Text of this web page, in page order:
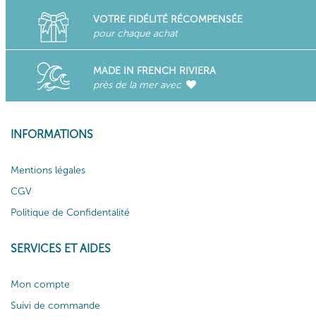
VOTRE FIDÉLITÉ RÉCOMPENSÉE
pour chaque achat
MADE IN FRENCH RIVIERA
près de la mer avec
INFORMATIONS
Mentions légales
CGV
Politique de Confidentalité
SERVICES ET AIDES
Mon compte
Suivi de commande